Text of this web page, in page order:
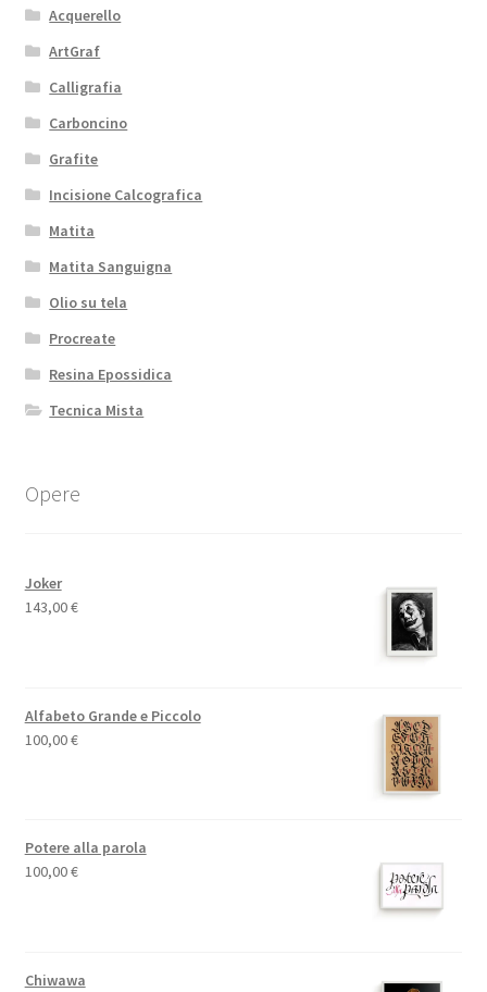
Acquerello
ArtGraf
Calligrafia
Carboncino
Grafite
Incisione Calcografica
Matita
Matita Sanguigna
Olio su tela
Procreate
Resina Epossidica
Tecnica Mista
Opere
Joker
143,00€
Alfabeto Grande e Piccolo
100,00€
Potere alla parola
100,00€
Chiwawa